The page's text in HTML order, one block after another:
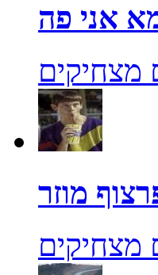
אני פה
מצחיקים
מוזר
מצחיקים